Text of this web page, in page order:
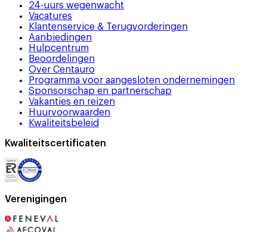
24-uurs wegenwacht
Vacatures
Klantenservice & Terugvorderingen
Aanbiedingen
Hulpcentrum
Beoordelingen
Over Centauro
Programma voor aangesloten ondernemingen
Sponsorschap en partnerschap
Vakanties en reizen
Huurvoorwaarden
Kwaliteitsbeleid
Kwaliteitscertificaten
Verenigingen